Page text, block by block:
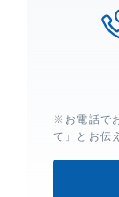
※お電話で
て」とお伝